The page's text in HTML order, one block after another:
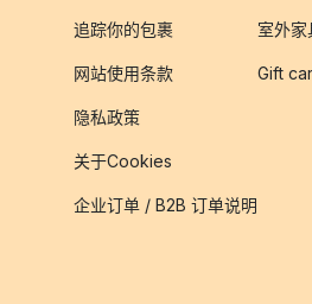
追踪你的包裹
网站使用条款
隐私政策
关于Cookies
企业订单 / B2B 订单说明
室外家
Gift